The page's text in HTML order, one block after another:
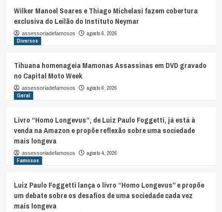
Wilker Manoel Soares e Thiago Michelasi fazem cobertura
exclusiva do Leilão do Instituto Neymar
assessoriadefamosos
agosto 6, 2026
Diversos
Tihuana homenageia Mamonas Assassinas em DVD gravado
no Capital Moto Week
assessoriadefamosos
agosto 6, 2026
Geral
Livro “Homo Longevus”, de Luiz Paulo Foggetti, já está à
venda na Amazon e propõe reflexão sobre uma sociedade
mais longeva
assessoriadefamosos
agosto 4, 2026
Famosos
Luiz Paulo Foggetti lança o livro “Homo Longevus” e propõe
um debate sobre os desafios de uma sociedade cada vez
mais longeva